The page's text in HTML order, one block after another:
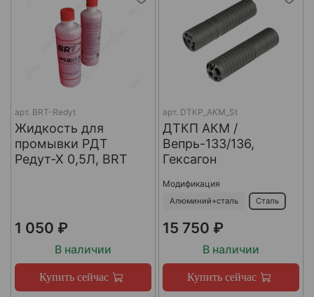
арт. BRT-Redyt
Жидкость для
промывки РДТ
Редут-Х 0,5Л, BRT
1 050 ₽
В наличии
Купить сейчас
арт. DTKP_AKM_St
ДТКП АКМ /
Вепрь-133/136,
Гексагон
Модификация
Алюминий+сталь Сталь
15 750 ₽
В наличии
Купить сейчас